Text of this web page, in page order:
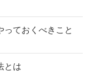
っておくべきこと
とは